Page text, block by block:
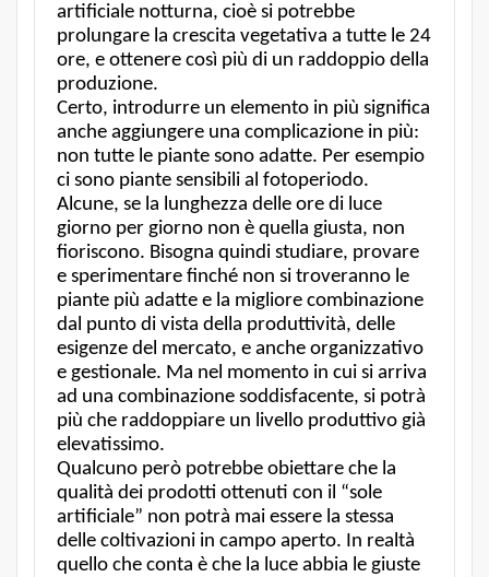
artificiale notturna, cioè si potrebbe
prolungare la crescita vegetativa a tutte le 24
ore, e ottenere così più di un raddoppio della
produzione.
Certo, introdurre un elemento in più significa
anche aggiungere una complicazione in più:
non tutte le piante sono adatte. Per esempio
ci sono piante sensibili al fotoperiodo.
Alcune, se la lunghezza delle ore di luce
giorno per giorno non è quella giusta, non
fioriscono. Bisogna quindi studiare, provare
e sperimentare finché non si troveranno le
piante più adatte e la migliore combinazione
dal punto di vista della produttività, delle
esigenze del mercato, e anche organizzativo
e gestionale. Ma nel momento in cui si arriva
ad una combinazione soddisfacente, si potrà
più che raddoppiare un livello produttivo già
elevatissimo.
Qualcuno però potrebbe obiettare che la
qualità dei prodotti ottenuti con il “sole
artificiale” non potrà mai essere la stessa
delle coltivazioni in campo aperto. In realtà
quello che conta è che la luce abbia le giuste